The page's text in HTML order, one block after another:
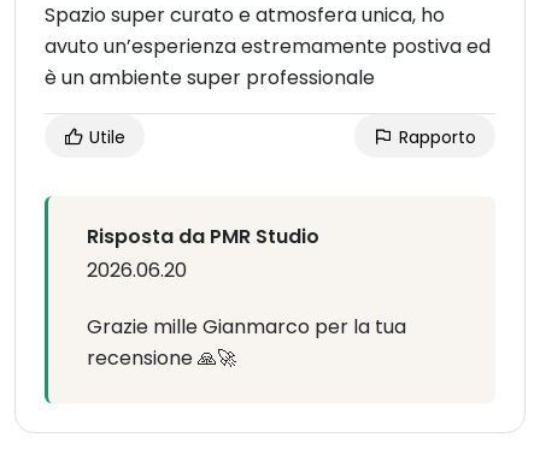
Spazio super curato e atmosfera unica, ho
avuto un’esperienza estremamente postiva ed
è un ambiente super professionale
Utile Rapporto
Risposta da PMR Studio
2026.06.20
Grazie mille Gianmarco per la tua
recensione 🙏🚀